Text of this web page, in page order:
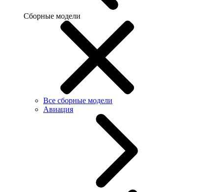
Сборные модели
Все сборные модели
Авиация